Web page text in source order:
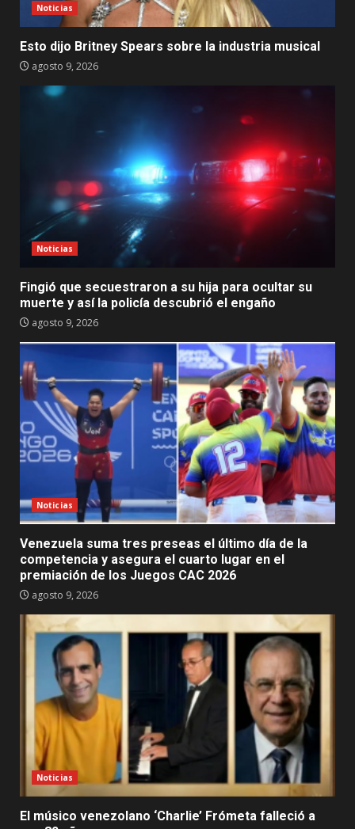
Noticias
Esto dijo Britney Spears sobre la industria musical
agosto 9, 2026
Noticias
Fingió que secuestraron a su hija para ocultar su
muerte y así la policía descubrió el engaño
agosto 9, 2026
Noticias
Venezuela suma tres preseas el último día de la
competencia y asegura el cuarto lugar en el
premiación de los Juegos CAC 2026
agosto 9, 2026
Noticias
El músico venezolano ‘Charlie’ Frómeta falleció a